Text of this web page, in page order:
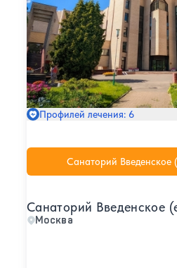
Санаторий Введенское
Москва
Профилей лечения: 6
Санаторий Введенское